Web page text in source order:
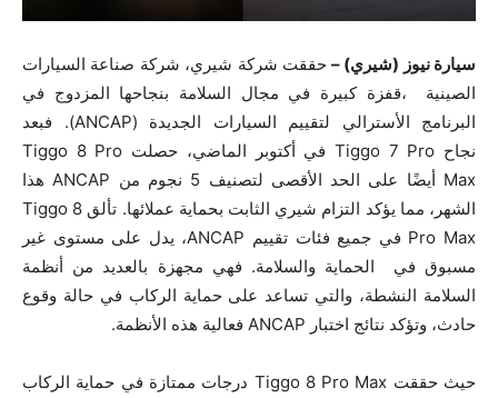
سيارة نيوز (شيري) – حققت شركة شيري، شركة صناعة السيارات
الصينية ،قفزة كبيرة في مجال السلامة بنجاحها المزدوج في
البرنامج الأسترالي لتقييم السيارات الجديدة (ANCAP). فبعد
نجاح Tiggo 7 Pro في أكتوبر الماضي، حصلت Tiggo 8 Pro
Max أيضًا على الحد الأقصى لتصنيف 5 نجوم من ANCAP هذا
الشهر، مما يؤكد التزام شيري الثابت بحماية عملائها. تألق Tiggo 8
Pro Max في جميع فئات تقييم ANCAP، يدل على مستوى غير
مسبوق في الحماية والسلامة. فهي مجهزة بالعديد من أنظمة
السلامة النشطة، والتي تساعد على حماية الركاب في حالة وقوع
حادث، وتؤكد نتائج اختبار ANCAP فعالية هذه الأنظمة.
حيث حققت Tiggo 8 Pro Max درجات ممتازة في حماية الركاب